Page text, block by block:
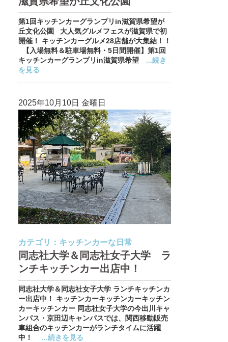
第1回キッチンカーグランプリin滋賀県希望が
丘文化公園 大人気グルメフェスが滋賀県で初
開催！ キッチンカーグルメ28店舗が大集結！！
【入場無料＆駐車場無料・5日間開催】第1回
キッチンカーグランプリin滋賀県希望 ...続き
を見る
2025年10月10日 金曜日
カテゴリ： キッチンカーな日常
同志社大学＆同志社女子大学 ラ
ンチキッチンカー出店中！
同志社大学＆同志社女子大学 ランチキッチンカ
ー出店中！ キッチンカーキッチンカーキッチン
カーキッチンカー 同志社女子大学の今出川キャ
ンパス・京田辺キャンパスでは、関西移動販売
車組合のキッチンカーがランチタイムに活躍
中！
...続きを見る